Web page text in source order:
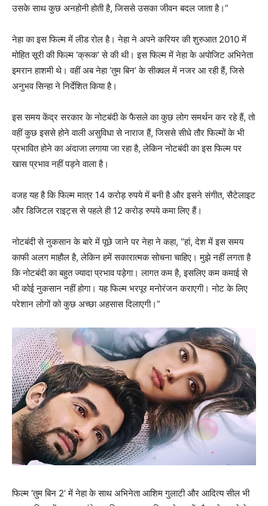
उसके साथ कुछ अनहोनी होती है, जिससे उसका जीवन बदल जाता है।”
नेहा का इस फिल्म में लीड रोल है। नेहा ने अपने करियर की शुरुआत 2010 में
मोहित सूरी की फिल्म ‘क्रूक’ से की थी। इस फिल्म में नेहा के अपोजिट अभिनेता
इमरान हाशमी थे। वहीं अब नेहा ‘तुम बिन’ के सीक्वल में नजर आ रही हैं, जिसे
अनुभव सिन्हा ने निर्देशित किया है।
इस समय केंद्र सरकार के नोटबंदी के फैसले का कुछ लोग समर्थन कर रहे हैं, तो
वहीं कुछ इससे होने वाली असुविधा से नाराज हैं, जिससे सीधे तौर फिल्मों के भी
प्रभावित होने का अंदाजा लगाया जा रहा है, लेकिन नोटबंदी का इस फिल्म पर
खास प्रभाव नहीं पड़ने वाला है।
वजह यह है कि फिल्म मात्र 14 करोड़ रुपये में बनी है और इसने संगीत, सैटेलाइट
और डिजिटल राइट्स से पहले ही 12 करोड़ रुपये कमा लिए हैं।
नोटबंदी से नुकसान के बारे में पूछे जाने पर नेहा ने कहा, “हां, देश में इस समय
काफी अलग माहौल है, लेकिन हमें सकारात्मक सोचना चाहिए। मुझे नहीं लगता है
कि नोटबंदी का बहुत ज्यादा प्रभाव पड़ेगा। लागत कम है, इसलिए कम कमाई से
भी कोई नुकसान नहीं होगा। यह फिल्म भरपूर मनोरंजन कराएगी। नोट के लिए
परेशान लोगों को कुछ अच्छा अहसास दिलाएगी।”
फिल्म ‘तुम बिन 2’ में नेहा के साथ अभिनेता आशिम गुलाटी और आदित्य सील भी